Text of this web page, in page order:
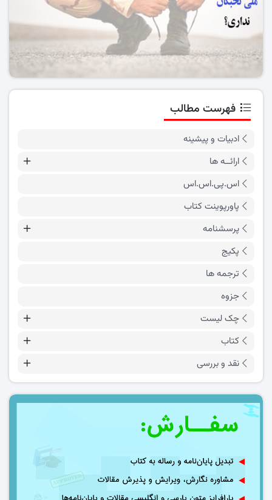
فهرست مطالب
ادبیات و پیشینه
ارائــه ها
اس.پی.اس.اس
پاورپوینت کتاب
پرسشنامه
پکیج
ترجمه ها
جزوه
چک لیست
کتاب
نقد و بررسی